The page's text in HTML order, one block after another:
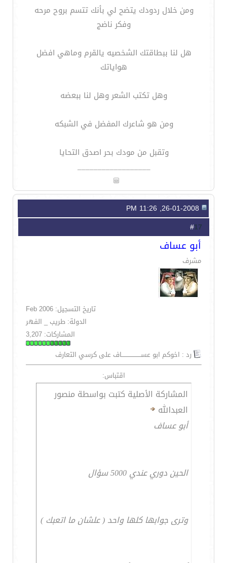
ومن خلال ردودك يتضح لي بأنك تتسم بروح مرحه
وفكر ناضج
هل لنا ببطاقتك الشخصيه يالقرم وماهي افضل
هواياتك
وهل تكتب الشعر وهل لنا ببعضه
ومن هو شاعرك المفضل في الشبكه
وتقبل من مودك بحر اصدق التحايا
__________________
17
أبو عساف
مشرف
تاريخ التسجيل: Feb 2006
الدولة: طريب _ الفهر
المشاركات: 3,207
رد : اخوكم ابو عســـــــــــــــــــاف على كرسي التعارف
اقتباس:
المشاركة الأصلية كتبت بواسطة منصور
العبدالله
أبو عساف
الحين دوري عندي 5000 سؤال
وترى جوابها كلها واحد ( علشان ما اتعبك )